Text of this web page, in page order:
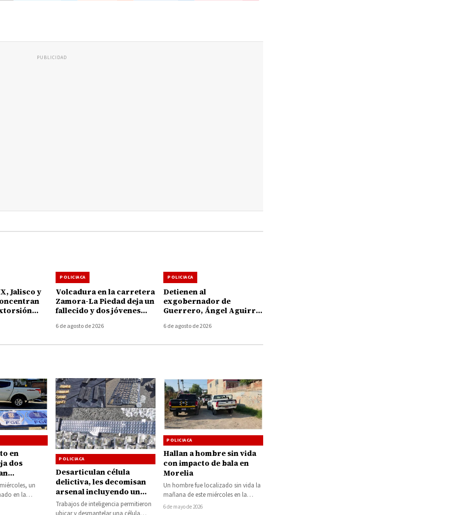
PUBLICIDAD
Jalisco y
POLICIACA
Volcadura en la carretera
Zamora-La Piedad deja un
fallecido y dos jóvenes
6 de agosto de 2026
POLICIACA
Detienen al
exgobernador de
Guerrero, Ángel Aguirre,
encubrimiento en el caso
6 de agosto de 2026
en
dos
y
con
un
en la
dejó como
POLICIACA
Desarticulan célula
delictiva, les decomisan
arsenal incluyendo un
fusil Barret
Trabajos de inteligencia permitieron
POLICIACA
Hallan a hombre sin vida
con impacto de bala en
Morelia
Un hombre fue localizado sin vida la
mañana de este miércoles en la
colonia La Garita, al sur…
6 de mayo de 2026